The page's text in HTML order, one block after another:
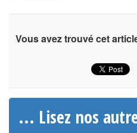
Vous avez trouvé cet
... Lisez nos